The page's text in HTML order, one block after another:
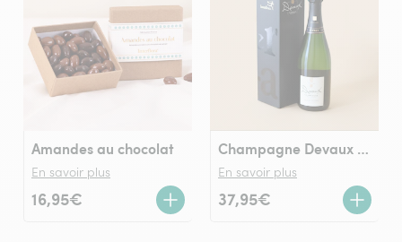
Amandes au chocolat
En savoir plus
16,95€
Champagne Devaux (75cl)
En savoir plus
37,95€